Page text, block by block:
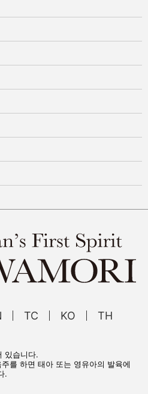
TC KO TH
있습니다.
를 하면 태아 또는 영유아의 발육에
.